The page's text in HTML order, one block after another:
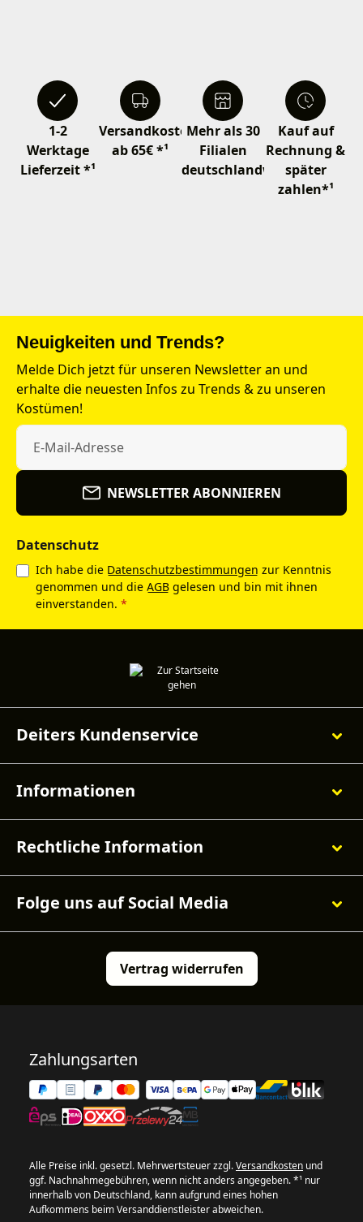
1-2
Werktage
Lieferzeit *¹
Versandkostenfrei
ab 65€ *¹
Mehr als 30
Filialen
deutschlandweit
Kauf auf
Rechnung &
später
zahlen*¹
Neuigkeiten und Trends?
Melde Dich jetzt für unseren Newsletter an und
erhalte die neuesten Infos zu Trends & zu unseren
Kostümen!
NEWSLETTER ABONNIEREN
Datenschutz
Ich habe die Datenschutzbestimmungen zur Kenntnis
genommen und die AGB gelesen und bin mit ihnen
einverstanden. *
Deiters Kundenservice
Informationen
Rechtliche Information
Folge uns auf Social Media
Vertrag widerrufen
Zahlungsarten
Alle Preise inkl. gesetzl. Mehrwertsteuer zzgl.Versandkosten und
ggf. Nachnahmegebühren, wenn nicht anders angegeben. *¹ nur
innerhalb von Deutschland, kann aufgrund eines hohen
Aufkommens beim Versanddienstleister abweichen.